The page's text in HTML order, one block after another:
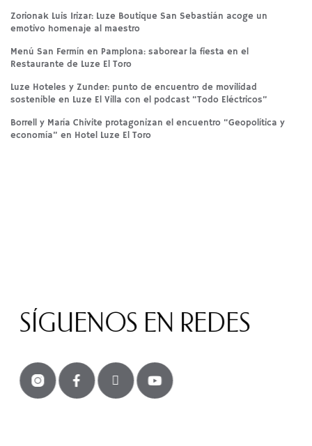
Zorionak Luis Irizar: Luze Boutique San Sebastián acoge un
emotivo homenaje al maestro
Menú San Fermín en Pamplona: saborear la fiesta en el
Restaurante de Luze El Toro
Luze Hoteles y Zunder: punto de encuentro de movilidad
sostenible en Luze El Villa con el podcast “Todo Eléctricos”
Borrell y María Chivite protagonizan el encuentro “Geopolítica y
economía” en Hotel Luze El Toro
SÍGUENOS EN REDES